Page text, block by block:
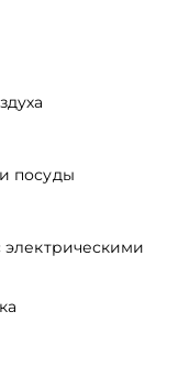
посуды
электрическими